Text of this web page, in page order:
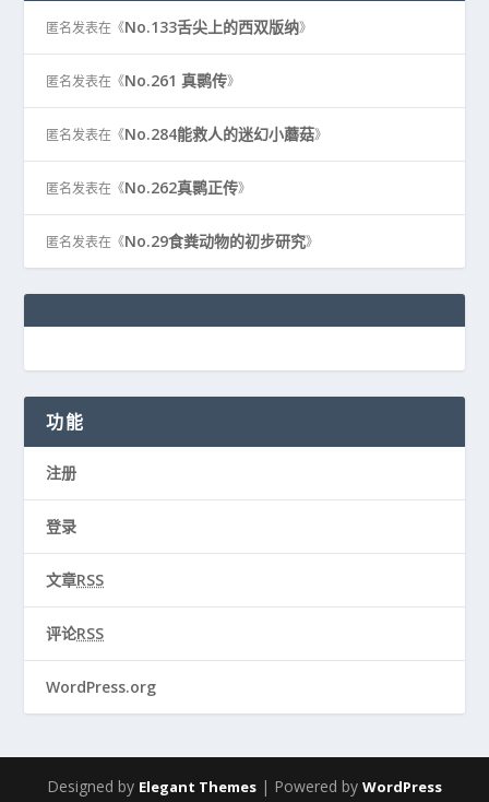
匿名发表在《No.133舌尖上的西双版纳》
匿名发表在《No.261 真鹮传》
匿名发表在《No.284能救人的迷幻小蘑菇》
匿名发表在《No.262真鹮正传》
匿名发表在《No.29食粪动物的初步研究》
功能
注册
登录
文章RSS
评论RSS
WordPress.org
Designed by Elegant Themes | Powered by WordPress